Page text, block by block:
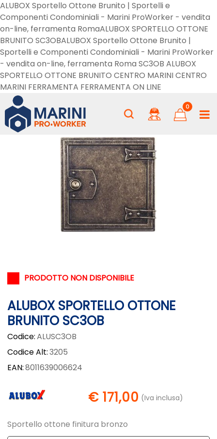
ALUBOX Sportello Ottone Brunito | Sportelli e
Componenti Condominiali - Marini ProWorker - vendita
on-line, ferramenta RomaALUBOX SPORTELLO OTTONE
BRUNITO SC3OBALUBOX Sportello Ottone Brunito |
Sportelli e Componenti Condominiali - Marini ProWorker
- vendita on-line, ferramenta Roma SC3OB ALUBOX
SPORTELLO OTTONE BRUNITO CENTRO MARINI CENTRO
MARINI FERRAMENTA FERRAMENTA ON LINE
0
PRODOTTO NON DISPONIBILE
ALUBOX SPORTELLO OTTONE
BRUNITO SC3OB
Codice:ALUSC3OB
Codice Alt:3205
EAN:8011639006624
€ 171,00 (Iva inclusa)
Sportello ottone finitura bronzo